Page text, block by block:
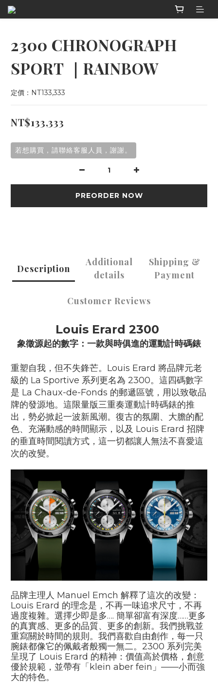
2300 CHRONOGRAPH
SPORT ｜RAINBOW
定價：NT133,333
NT$133,333
若想購買，請聯絡客服人員，謝謝。
PREORDER NOW
Description
Additional
details
Shipping &
Payment
Customer Reviews
Louis Erard 2300
象徵源起的數字：一款與時俱進的運動計時碼錶
重塑自我，但不失鋒芒。Louis Erard 將品牌元老
級的 La Sportive 系列更名為 2300。這四碼數字
是 La Chaux-de-Fonds 的郵遞區號，用以致敬品
牌的發源地。這限量版三重奏運動計時碼錶的推
出，勢必掀起一波新風潮。復古的氛圍、大膽的配
色、充滿動感的時間顯示，以及 Louis Erard 招牌
的垂直時間閱讀方式，這一切都讓人無法不喜愛這
次的改變。
品牌主理人 Manuel Emch 解釋了這次的改變：
Louis Erard 的理念是，不再一味追求尺寸，不再
過度複雜。選擇少即是多…. 簡單卻富有深度……更多
的真實感、更多的品質、更多的創新。我們挑戰並
重寫關於時間的規則。我們喜歡自由創作，每一只
腕錶都像它的佩戴者般獨一無二。2300 系列完美
呈現了 Louis Erard 的精神：價值高於價格，創意
優於規範，並帶有「klein aber fein」——小而強
大的特色。